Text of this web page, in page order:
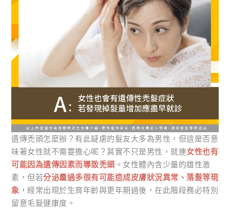
遺傳禿頭怎麼辦？有此疑慮的髮友大多為男性，但這是否意
味著女性就不需要擔心呢？其實不只是男性，就連女性也有
可能因為遺傳因素而導致禿頭 。女性體內含少量的雄性激
素，但若分泌量過多很有可能造成皮膚狀況異常、落髮等現
象 ，經常出現於生育年齡與更年期過後，在此階段務必特別
留意毛髮健康度。